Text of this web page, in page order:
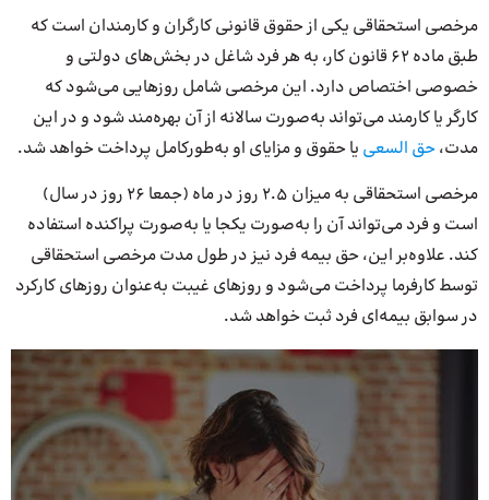
مرخصی استحقاقی یکی از حقوق قانونی کارگران و کارمندان است که
طبق ماده 62 قانون کار، به هر فرد شاغل در بخش‌های دولتی و
خصوصی اختصاص دارد. این مرخصی شامل روزهایی می‌شود که
کارگر یا کارمند می‌تواند به‌صورت سالانه از آن بهره‌مند شود و در این
مدت،حق السعی یا حقوق و مزایای او به‌طور‌کامل پرداخت خواهد شد.
مرخصی استحقاقی به میزان 2.5 روز در ماه (جمعا 26 روز در سال)
است و فرد می‌تواند آن را به‌صورت یکجا یا به‌صورت پراکنده استفاده
کند. علاوه‌بر این، حق بیمه فرد نیز در طول مدت مرخصی استحقاقی
توسط کارفرما پرداخت می‌شود و روزهای غیبت به‌عنوان روزهای کارکرد
در سوابق بیمه‌ای فرد ثبت خواهد شد.